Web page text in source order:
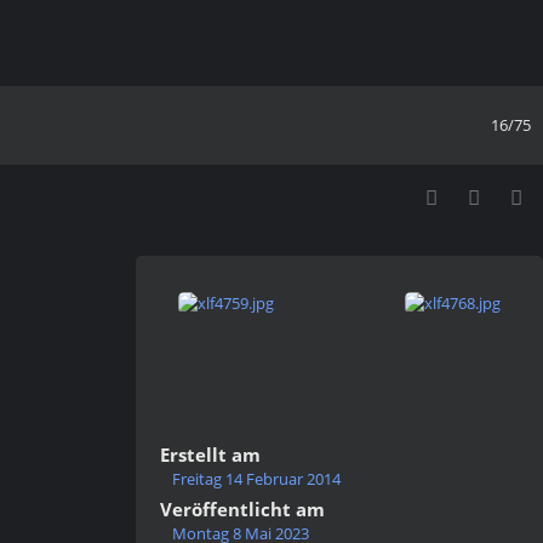
16/75
Erstellt am
Freitag 14 Februar 2014
Veröffentlicht am
Montag 8 Mai 2023